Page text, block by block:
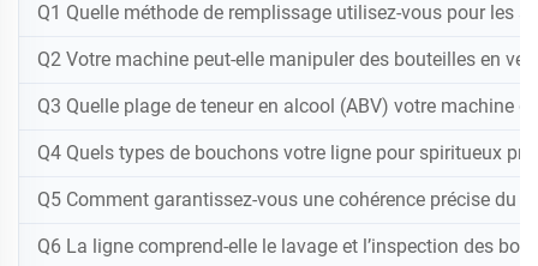
Q1 Quelle méthode de remplissage utilisez-vous pour les
Q2 Votre machine peut-elle manipuler des bouteilles en
Q3 Quelle plage de teneur en alcool (ABV) votre machine
Q4 Quels types de bouchons votre ligne pour spiritueux
Q5 Comment garantissez-vous une cohérence précise du
Q6 La ligne comprend-elle le lavage et l’inspection des